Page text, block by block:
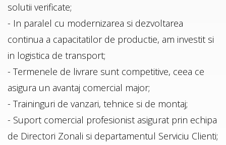
solutii verificate;
- In paralel cu modernizarea si dezvoltarea
continua a capacitatilor de productie, am investit si
in logistica de transport;
- Termenele de livrare sunt competitive, ceea ce
asigura un avantaj comercial major;
- Traininguri de vanzari, tehnice si de montaj;
- Suport comercial profesionist asigurat prin echipa
de Directori Zonali si departamentul Serviciu Clienti;